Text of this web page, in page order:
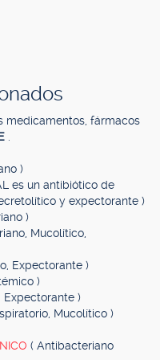
medicamentos, fármacos
)
es un antibiótico de
y expectorante )
)
Mucolítico,
Expectorante )
)
Expectorante )
Mucolítico )
( Antibacteriano